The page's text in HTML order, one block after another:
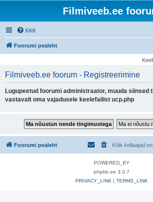
Filmiveeb.ee
KKK
Foorumi pealeht
Filmiveeb.ee foorum - Registreerimine
Lugupeetud foorumi administraator, muuda siinsed
vastavalt oma vajadusele keelefailist ucp.php
Foorumi pealeht Kõik kellaajad
POWERED_BY
phpbb.ee 3.0.7
PRIVACY_LINK | TERMS_LINK